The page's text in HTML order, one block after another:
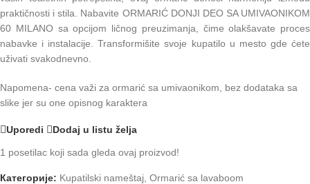
praktičnosti i stila. Nabavite ORMARIĆ DONJI DEO SA UMIVAONIKOM
60 MILANO sa opcijom ličnog preuzimanja, čime olakšavate proces
nabavke i instalacije. Transformišite svoje kupatilo u mesto gde ćete
uživati svakodnevno.
Napomena- cena važi za ormarić sa umivaonikom, bez dodataka sa
slike jer su one opisnog karaktera
Uporedi Dodaj u listu želja
1 posetilac koji sada gleda ovaj proizvod!
Категорије: Kupatilski nameštaj Ormarić sa lavaboom